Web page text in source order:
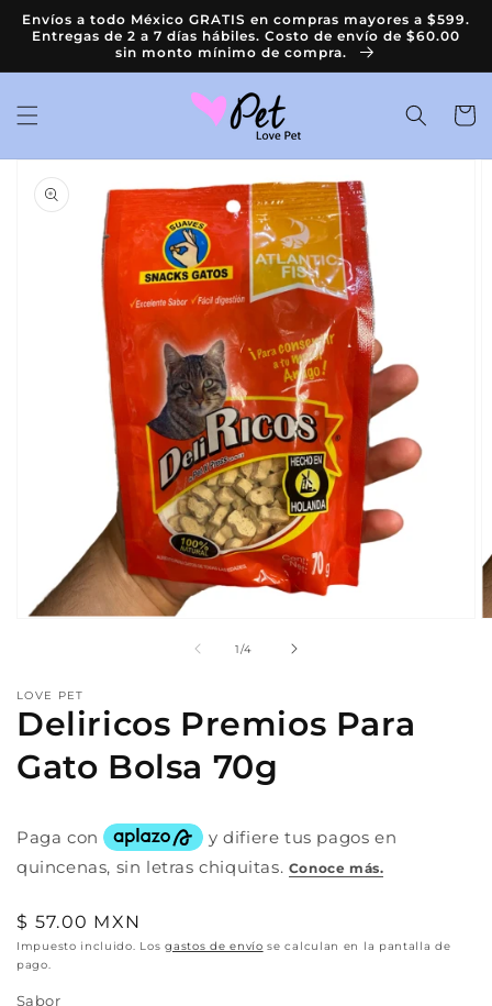
directamente
al contenido
Envíos a todo México GRATIS en compras mayores a $599.
Entregas de 2 a 7 días hábiles. Costo de envío de $60.00
sin monto mínimo de compra.
Carrito
directamente
información
del producto
en
ventana
modal
1/
de4
LOVE PET
Deliricos Premios Para
Gato Bolsa 70g
Precio
habitual
$ 57.00 MXN
Impuesto incluido. Losgastos de envío se calculan en la pantalla de
pago.
Sabor